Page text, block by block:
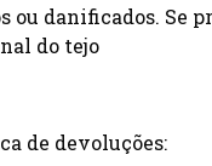
danificados.
do tejo
de devoluções: